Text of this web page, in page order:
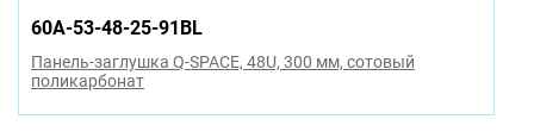
60A-53-48-25-91BL
Панель-заглушка Q-SPACE, 48U, 300 мм, сотовый
поликарбонат